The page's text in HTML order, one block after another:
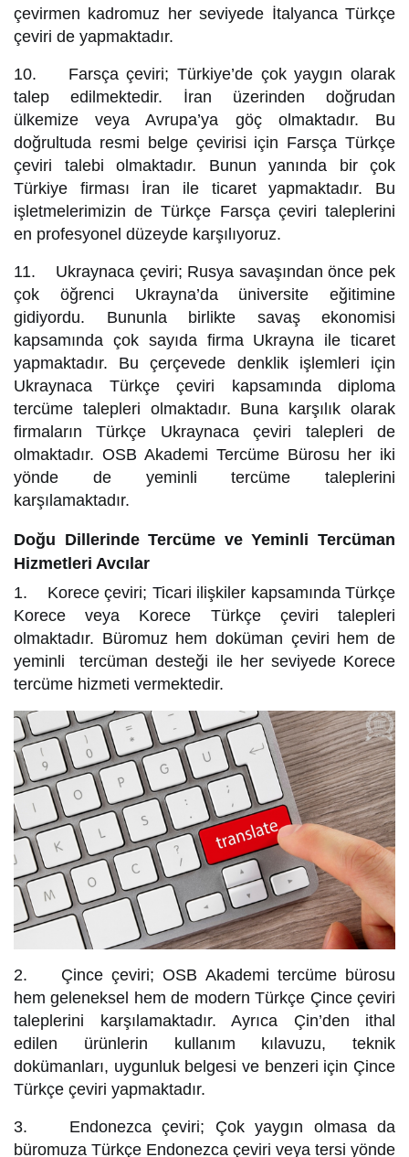
çevirmen kadromuz her seviyede İtalyanca Türkçe
çeviri de yapmaktadır.
10. Farsça çeviri; Türkiye’de çok yaygın olarak
talep edilmektedir. İran üzerinden doğrudan
ülkemize veya Avrupa’ya göç olmaktadır. Bu
doğrultuda resmi belge çevirisi için Farsça Türkçe
çeviri talebi olmaktadır. Bunun yanında bir çok
Türkiye firması İran ile ticaret yapmaktadır. Bu
işletmelerimizin de Türkçe Farsça çeviri taleplerini
en profesyonel düzeyde karşılıyoruz.
11. Ukraynaca çeviri; Rusya savaşından önce pek
çok öğrenci Ukrayna’da üniversite eğitimine
gidiyordu. Bununla birlikte savaş ekonomisi
kapsamında çok sayıda firma Ukrayna ile ticaret
yapmaktadır. Bu çerçevede denklik işlemleri için
Ukraynaca Türkçe çeviri kapsamında diploma
tercüme talepleri olmaktadır. Buna karşılık olarak
firmaların Türkçe Ukraynaca çeviri talepleri de
olmaktadır. OSB Akademi Tercüme Bürosu her iki
yönde de yeminli tercüme taleplerini
karşılamaktadır.
Doğu Dillerinde Tercüme ve Yeminli Tercüman
Hizmetleri Avcılar
1. Korece çeviri; Ticari ilişkiler kapsamında Türkçe
Korece veya Korece Türkçe çeviri talepleri
olmaktadır. Büromuz hem doküman çeviri hem de
yeminli tercüman desteği ile her seviyede Korece
tercüme hizmeti vermektedir.
2. Çince çeviri; OSB Akademi tercüme bürosu
hem geleneksel hem de modern Türkçe Çince çeviri
taleplerini karşılamaktadır. Ayrıca Çin’den ithal
edilen ürünlerin kullanım kılavuzu, teknik
dokümanları, uygunluk belgesi ve benzeri için Çince
Türkçe çeviri yapmaktadır.
3. Endonezca çeviri; Çok yaygın olmasa da
büromuza Türkçe Endonezca çeviri veya tersi yönde